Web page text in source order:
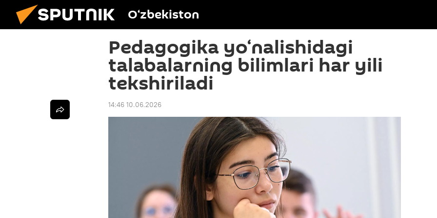
O‘zbekiston
Pedagogika yo‘nalishidagi
talabalarning bilimlari har yili
tekshiriladi
14:46 10.06.2026